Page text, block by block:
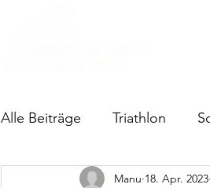
Alle Beiträge Triathlon
Manu 18. Apr. 2023